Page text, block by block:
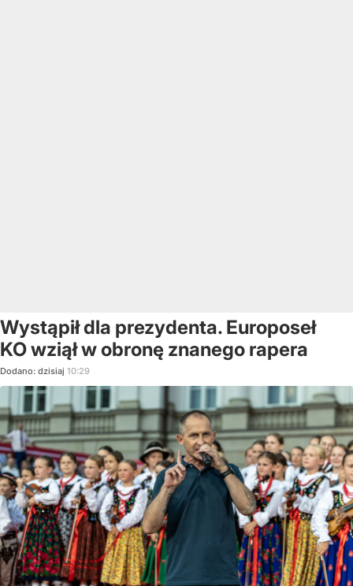
Wystąpił dla prezydenta. Europoseł
KO wziął w obronę znanego rapera
Dodano: dzisiaj 10:29